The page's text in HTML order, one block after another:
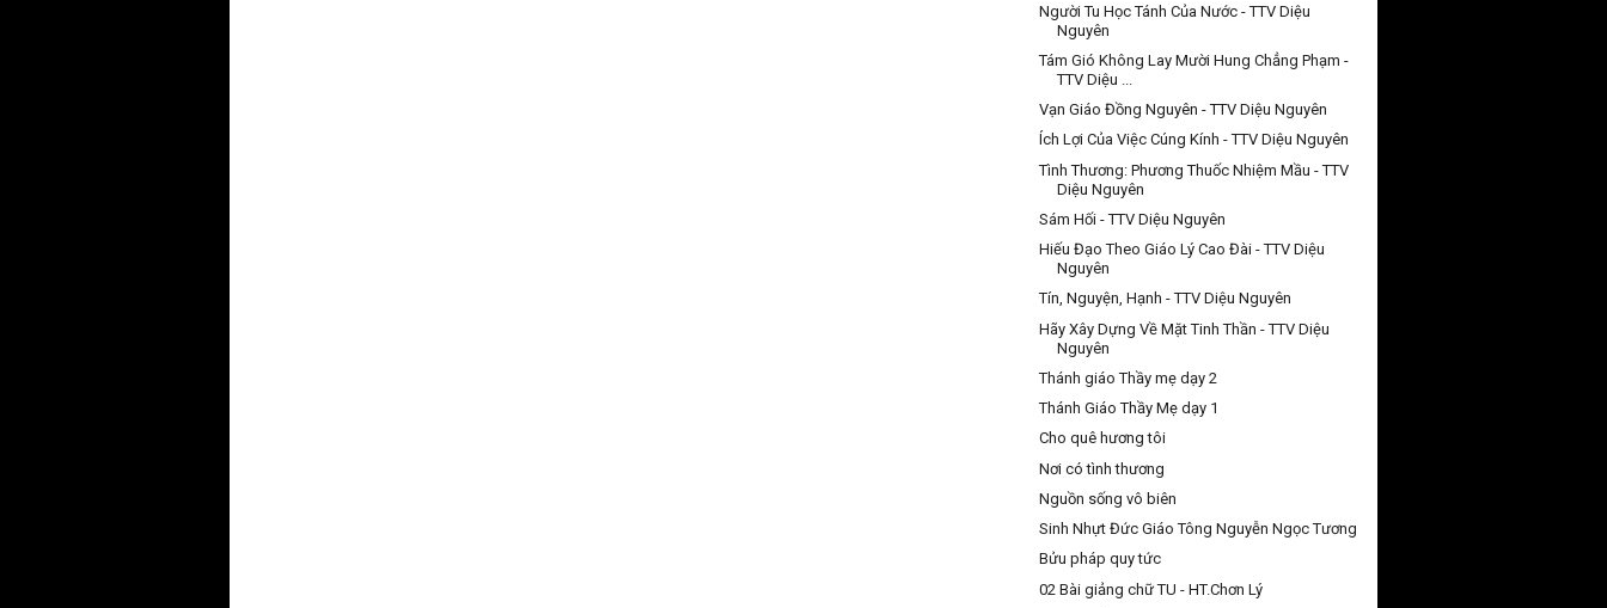
Người Tu Học Tánh Của Nước - TTV Diệu
Nguyên
Tám Gió Không Lay Mười Hung Chẳng Phạm -
TTV Diệu ...
Vạn Giáo Đồng Nguyên - TTV Diệu Nguyên
Ích Lợi Của Việc Cúng Kính - TTV Diệu Nguyên
Tình Thương: Phương Thuốc Nhiệm Mầu - TTV
Diệu Nguyên
Sám Hối - TTV Diệu Nguyên
Hiếu Đạo Theo Giáo Lý Cao Đài - TTV Diệu
Nguyên
Tín, Nguyện, Hạnh - TTV Diệu Nguyên
Hãy Xây Dựng Về Mặt Tinh Thần - TTV Diệu
Nguyên
Thánh giáo Thầy mẹ dạy 2
Thánh Giáo Thầy Mẹ dạy 1
Cho quê hương tôi
Nơi có tình thương
Nguồn sống vô biên
Sinh Nhựt Đức Giáo Tông Nguyễn Ngọc Tương
Bửu pháp quy tức
02 Bài giảng chữ TU - HT.Chơn Lý